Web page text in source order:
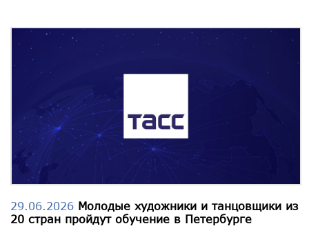
29.06.2026 Молодые художники и танцовщики из
20 стран пройдут обучение в Петербурге